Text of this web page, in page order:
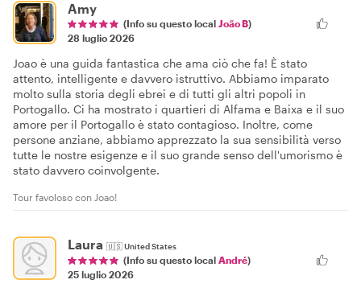
Amy
(Info su questo local João B)
28 luglio 2026
Joao è una guida fantastica che ama ciò che fa! È stato
attento, intelligente e davvero istruttivo. Abbiamo imparato
molto sulla storia degli ebrei e di tutti gli altri popoli in
Portogallo. Ci ha mostrato i quartieri di Alfama e Baixa e il suo
amore per il Portogallo è stato contagioso. Inoltre, come
persone anziane, abbiamo apprezzato la sua sensibilità verso
tutte le nostre esigenze e il suo grande senso dell'umorismo è
stato davvero coinvolgente.
Tour favoloso con Joao!
Laura 🇺🇸United States
(Info su questo local André)
25 luglio 2026